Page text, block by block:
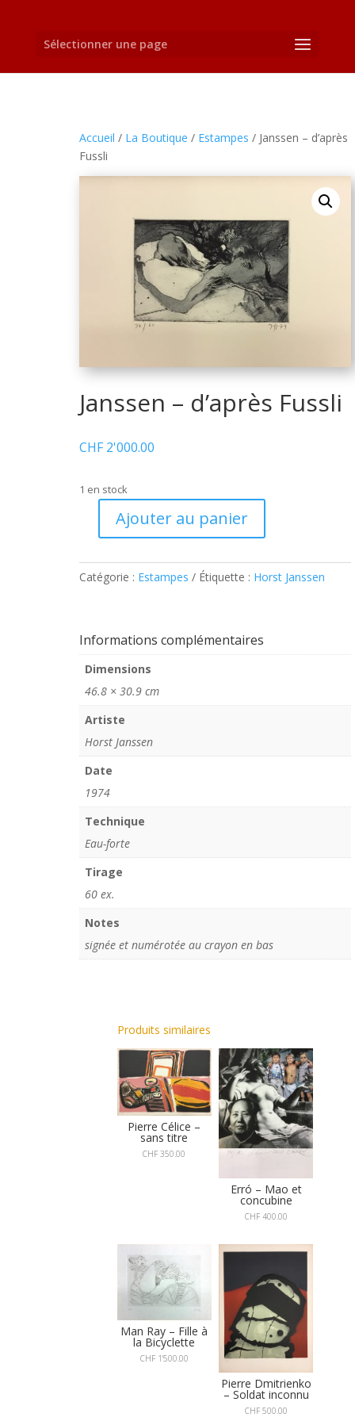
Sélectionner une page
Accueil / La Boutique / Estampes / Janssen – d’après
Fussli
Janssen – d’après Fussli
CHF 2'000.00
1 en stock
quantité
Janssen
–
Ajouter au panier
Catégorie : Estampes Étiquette : Horst Janssen
Informations complémentaires
Dimensions
46.8 × 30.9 cm
Artiste
Horst Janssen
Date
1974
Technique
Eau-forte
Tirage
60 ex.
Notes
signée et numérotée au crayon en bas
Produits similaires
Pierre Célice –
sans titre
CHF 350.00
Erró – Mao et
concubine
CHF400.00
Man Ray – Fille à
la Bicyclette
CHF1'500.00
Pierre Dmitrienko
– Soldat inconnu
CHF500.00